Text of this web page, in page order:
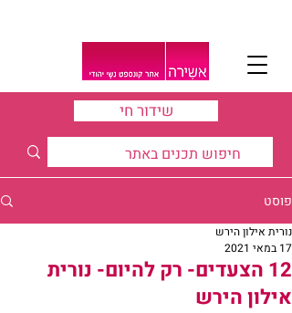
שידור חי
פוסט
12 הצעדים- רק להיום- נורית
אילון הירש
נורית אילון הירש
17 במאי 2021